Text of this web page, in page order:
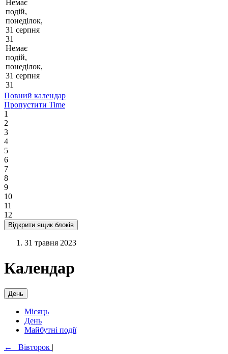
Немає
подій,
понеділок,
31 серпня
31
Немає
подій,
понеділок,
31 серпня
31
Повний календар
Пропустити Time
1
2
3
4
5
6
7
8
9
10
11
12
Відкрити ящик блоків
31 травня 2023
Календар
День
Місяць
День
Майбутні події
←
Вівторок |